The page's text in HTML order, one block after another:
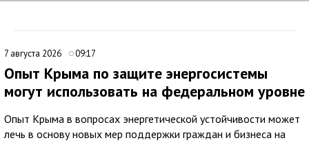
7 августа 2026 09:17
Опыт Крыма по защите энергосистемы
могут использовать на федеральном уровне
Опыт Крыма в вопросах энергетической устойчивости может
лечь в основу новых мер поддержки граждан и бизнеса на